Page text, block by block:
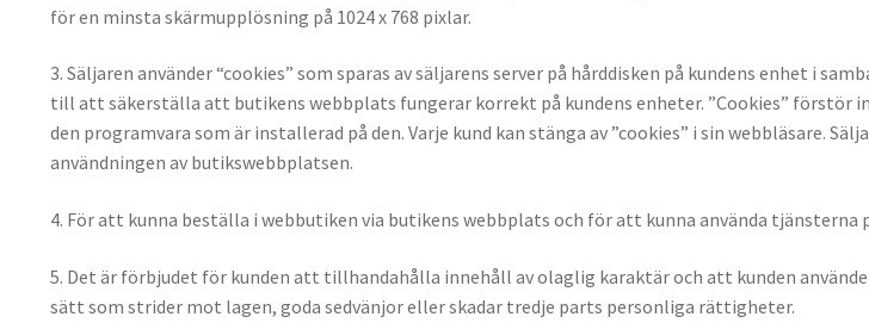
för en minsta skärmupplösning på 1024 x 768 pixlar.
3. Säljaren använder “cookies” som sparas av säljarens server på hårddisken på kundens enhet i
till att säkerställa att butikens webbplats fungerar korrekt på kundens enheter. ”Cookies”
den programvara som är installerad på den. Varje kund kan stänga av ”cookies” i sin webbläsare.
användningen av butikswebbplatsen.
4. För att kunna beställa i webbutiken via butikens webbplats och för att kunna använda
5. Det är förbjudet för kunden att tillhandahålla innehåll av olaglig karaktär och att kunden
sätt som strider mot lagen, goda sedvänjor eller skadar tredje parts personliga rättigheter.